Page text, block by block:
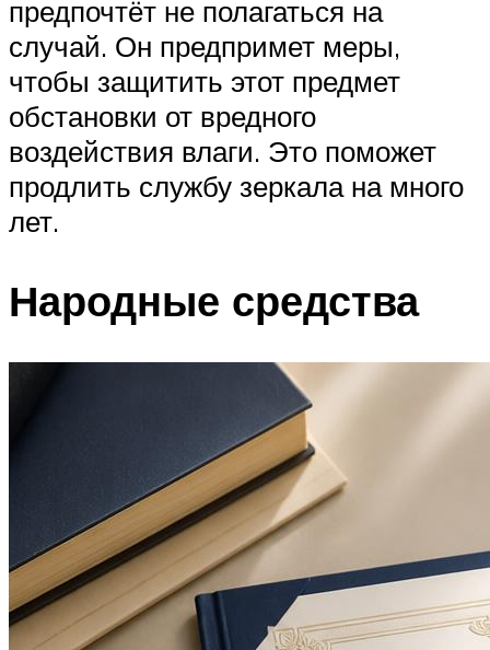
предпочтёт не полагаться на
случай. Он предпримет меры,
чтобы защитить этот предмет
обстановки от вредного
воздействия влаги. Это поможет
продлить службу зеркала на много
лет.
Народные средства